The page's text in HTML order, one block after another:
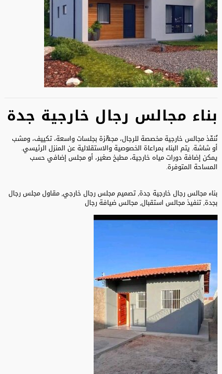
بناء مجالس رجال خارجية جدة
نُنفّذ مجالس خارجية مخصصة للرجال، مجهّزة بجلسات واسعة، تكييف، ومشب
أو شاشة. يتم البناء بمراعاة الخصوصية والاستقلالية عن المنزل الرئيسي.
يمكن إضافة دورات مياه خارجية، مطبخ صغير، أو مجلس إضافي حسب
المساحة المتوفرة.
بناء مجالس رجال خارجية جدة, تصميم مجلس رجال خارجي, مقاول مجلس رجال
بجدة, تنفيذ مجالس استقبال, مجالس ضيافة رجال